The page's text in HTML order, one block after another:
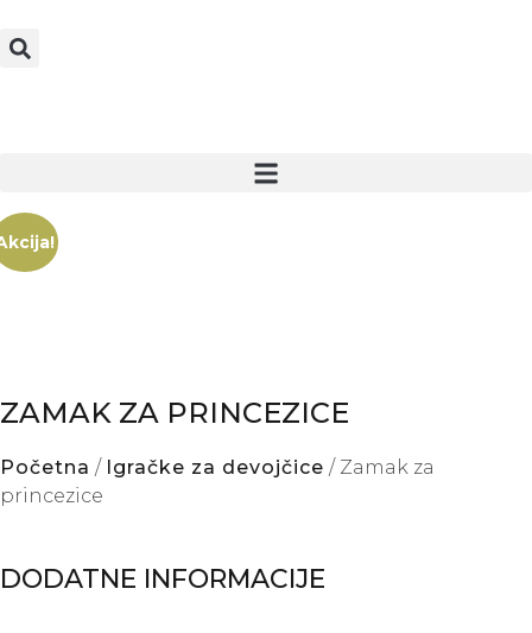
ZAMAK ZA PRINCEZICE
Početna / Igračke za devojčice / Zamak za
princezice
DODATNE INFORMACIJE